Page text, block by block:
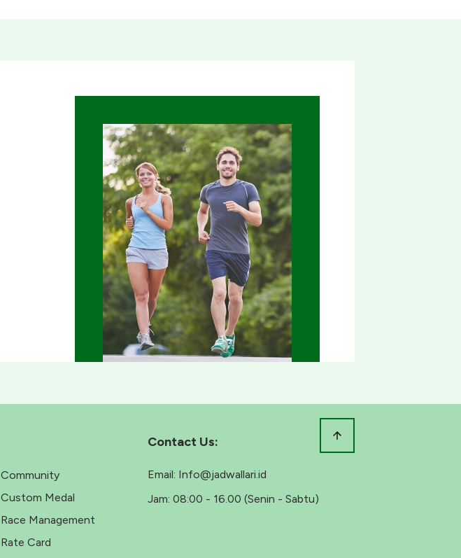
Community
Custom Medal
Race Management
Rate Card
Contact Us:
Email: Info@jadwallari.id
Jam:08:00 - 16.00 (Senin - Sabtu)